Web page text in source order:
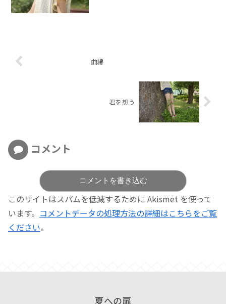
曲線
君を想う
コメント
コメントを書き込む
このサイトはスパムを低減するために Akismet を使って
います。 コメントデータの処理方法の詳細はこちらをご覧
ください。
夏への扉